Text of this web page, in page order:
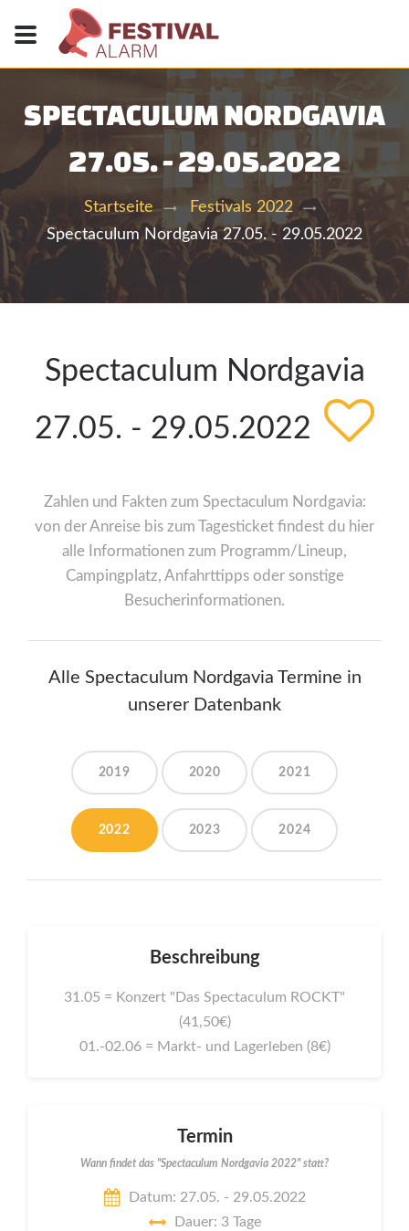
SPECTACULUM NORDGAVIA
27.05. - 29.05.2022
Startseite
Festivals 2022
Spectaculum Nordgavia 27.05. - 29.05.2022
Spectaculum Nordgavia
27.05. - 29.05.2022
Zahlen und Fakten zum Spectaculum Nordgavia:
von der Anreise bis zum Tagesticket findest du hier
alle Informationen zum Programm/Lineup,
Campingplatz, Anfahrttipps oder sonstige
Besucherinformationen.
Alle Spectaculum Nordgavia Termine in
unserer Datenbank
2019 2020 2021
2022 2023 2024
Beschreibung
31.05 = Konzert "Das Spectaculum ROCKT"
(41,50€)
01.-02.06 = Markt- und Lagerleben (8€)
Termin
Wann findet das "Spectaculum Nordgavia 2022" statt?
Datum: 27.05. - 29.05.2022
Dauer: 3 Tage